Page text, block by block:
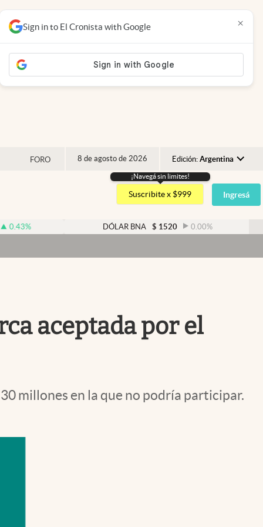
FORO 8 de agosto de 2026 Edición: Argentina
Argentina
España
USA
¡Navegá sin limites!
Suscribite x $999 Ingresá
% DÓLAR BNA $ 1520 0.00 %
Sign in to El Cronista with Google ×
aceptada por el
millones en la que no podría participar.